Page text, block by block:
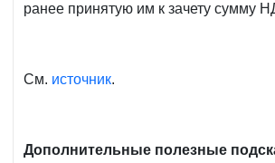
ранее принятую им к зачету сумму
См. источник.
Дополнительные полезные